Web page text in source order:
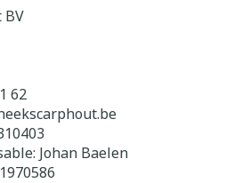
BV
62
Johan Baelen